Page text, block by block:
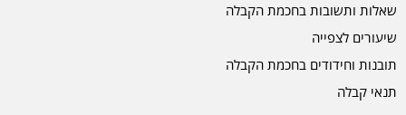
שאלות ותשובות בחכמת הקבלה
שיעורים לצפייה
תובנות וחידודים בחכמת הקבלה
תנאי קבלה